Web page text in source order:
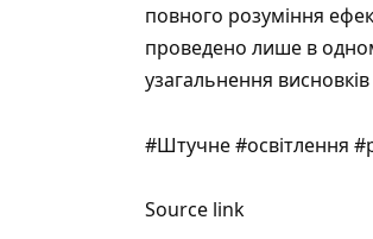
повного розуміння
проведено лише в
узагальнення
#Штучне #освітлення
Source link